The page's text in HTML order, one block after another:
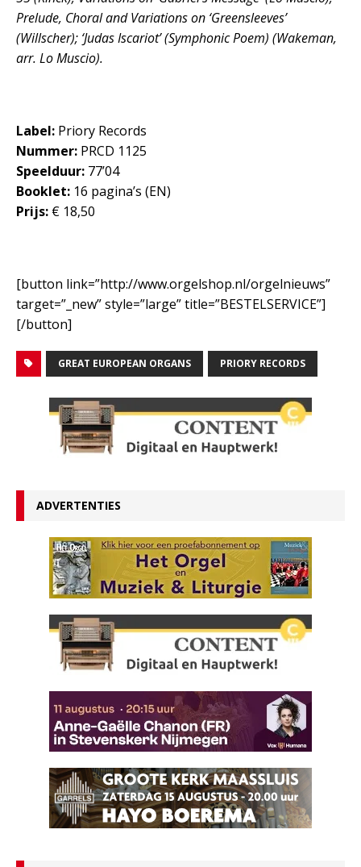
Prelude, Choral and Variations on ‘Greensleeves’
(Willscher); ‘Judas Iscariot’ (Symphonic Poem) (Wakeman,
arr. Lo Muscio).
Label: Priory Records
Nummer: PRCD 1125
Speelduur: 77’04
Booklet: 16 pagina’s (EN)
Prijs: € 18,50
[button link=”http://www.orgelshop.nl/orgelnieuws”
target=”_new” style=”large” title=”BESTELSERVICE”]
[/button]
GREAT EUROPEAN ORGANS PRIORY RECORDS
ADVERTENTIES